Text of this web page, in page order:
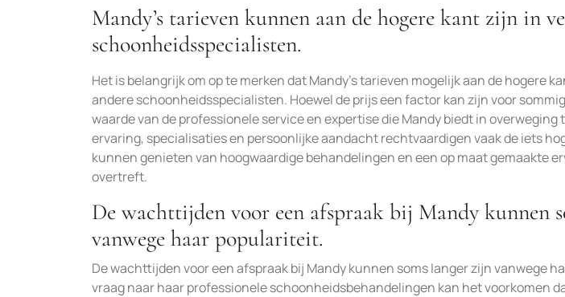
Mandy’s tarieven kunnen aan de hogere kant zijn in
schoonheidsspecialisten.
Het is belangrijk om op te merken dat Mandy’s tarieven mogelijk aan de hogere
andere schoonheidsspecialisten. Hoewel de prijs een factor kan zijn voor
waarde van de professionele service en expertise die Mandy biedt in overweging
ervaring, specialisaties en persoonlijke aandacht rechtvaardigen vaak de iets
kunnen genieten van hoogwaardige behandelingen en een op maat gemaakte
overtreft.
De wachttijden voor een afspraak bij Mandy kunnen
vanwege haar populariteit.
De wachttijden voor een afspraak bij Mandy kunnen soms langer zijn vanwege
vraag naar haar professionele schoonheidsbehandelingen kan het voorkomen